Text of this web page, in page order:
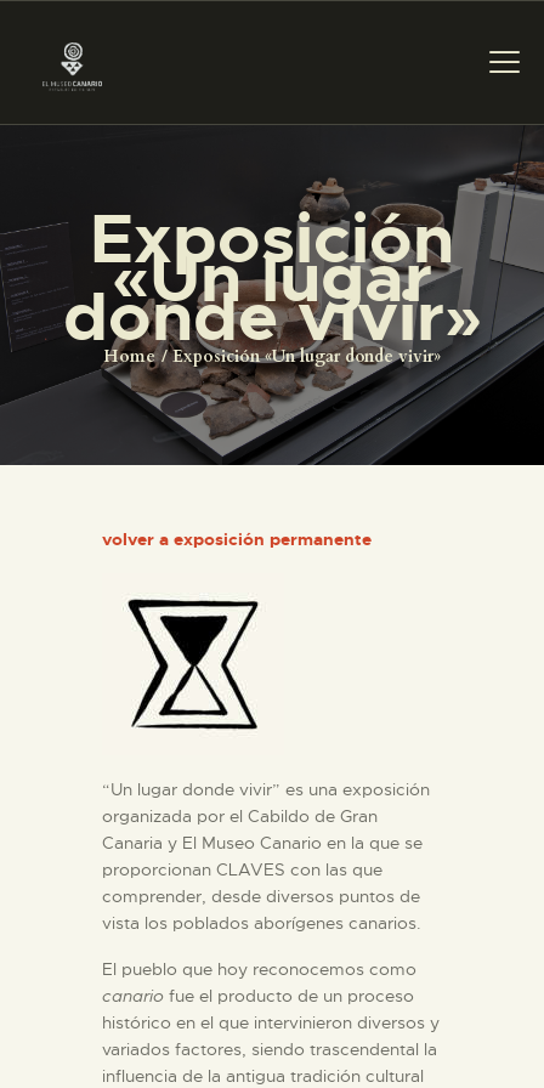
Exposición
«Un lugar
donde vivir»
Home Exposición «Un lugar donde vivir»
PREPARAR LA VISITA
ACTIVIDADES
█
EL MUSEO
ESPAÑOL
PREPARAR LA VISITA
ACTIVIDADES
█
EL MUSEO
COLECCIONES
DIDÁCTICA
volver a exposición permanente
“Un lugar donde vivir” es una exposición
organizada por el Cabildo de Gran
Canaria y El Museo Canario en la que se
proporcionan CLAVES con las que
comprender, desde diversos puntos de
vista los poblados aborígenes canarios.
El pueblo que hoy reconocemos como
canario fue el producto de un proceso
histórico en el que intervinieron diversos y
variados factores, siendo trascendental la
influencia de la antigua tradición cultural